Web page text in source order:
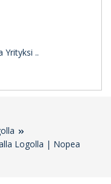
Yrityksi ..
Logolla | Nopea